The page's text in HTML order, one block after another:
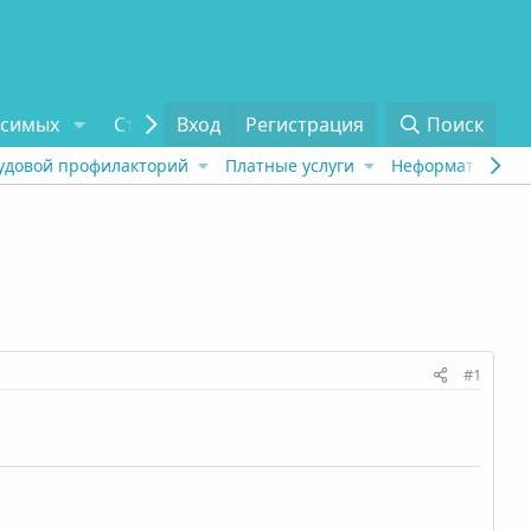
Статьи Отзывы О проекте
Вход Регистрация Поиск
профилакторий Платные услуги Неформат
#1